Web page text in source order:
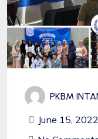
PKBM
June 15, 2022